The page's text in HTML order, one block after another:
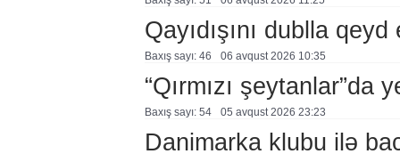
Qayıdışını dublla qeyd
Baxış sayı: 46 06 avqust 2026 10:35
“Qırmızı şeytanlar”da
Baxış sayı: 54 05 avqust 2026 23:23
Danimarka klubu ilə